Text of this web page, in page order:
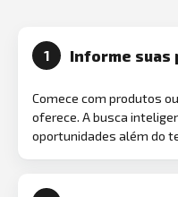
1 Informe suas
Comece com produtos
oferece. A busca
oportunidades além do